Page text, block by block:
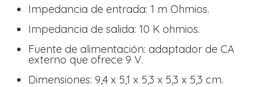
Impedancia de entrada: 1 m Ohmios.
Impedancia de salida: 10 K ohmios.
Fuente de alimentación: adaptador de CA
externo que ofrece 9 V.
Dimensiones: 9,4 x 5,1 x 5,3 x 5,3 x 5,3 cm.